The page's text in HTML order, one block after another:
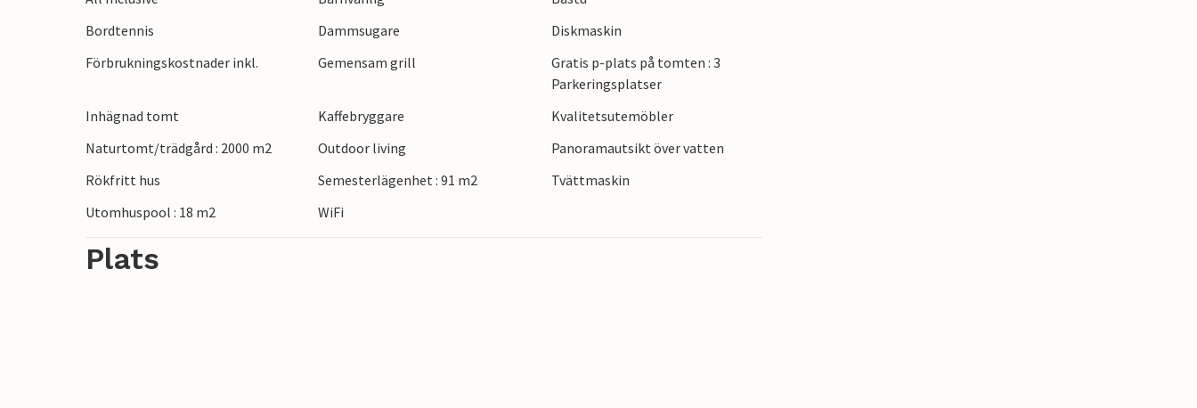
undervattensvärlden när du snorklar.
Den italienska staden Trieste ligger bara en kort bilresa bort och erbjuder ett vackert
stadslandskap som du kan upptäcka. Strosa genom gator och gränder med en läcker
gelato i handen och låt dig drivas med stadens liv.
Bordtennis
Dammsugare
Diskmaskin
Förbrukningskostnader inkl.
Gemensam grill
Gratis p-plats på tomten : 3
Parkeringsplatser
Inhägnad tomt
Kaffebryggare
Kvalitetsutemöbler
Naturtomt/trädgård : 2000 m2
Outdoor living
Panoramautsikt över vatten
Rökfritt hus
Semesterlägenhet : 91 m2
Tvättmaskin
Utomhuspool : 18 m2
WiFi
Plats